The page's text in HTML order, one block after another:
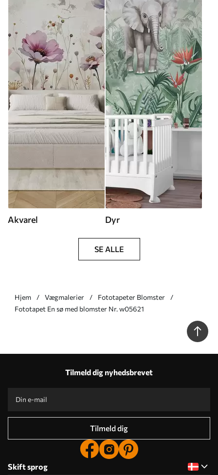
Akvarel Dyr
SE ALLE
Hjem Vægmalerier
Fototapeter Blomster
Fototapet En sø med blomster Nr. w05621
Tilmeld dig nyhedsbrevet
Tilmeld dig
Skift sprog